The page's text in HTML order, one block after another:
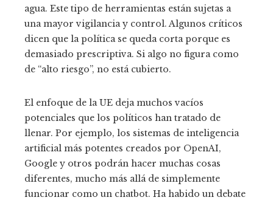
agua. Este tipo de herramientas están sujetas a
una mayor vigilancia y control. Algunos críticos
dicen que la política se queda corta porque es
demasiado prescriptiva. Si algo no figura como
de “alto riesgo”, no está cubierto.
El enfoque de la UE deja muchos vacíos
potenciales que los políticos han tratado de
llenar. Por ejemplo, los sistemas de inteligencia
artificial más potentes creados por OpenAI,
Google y otros podrán hacer muchas cosas
diferentes, mucho más allá de simplemente
funcionar como un chatbot. Ha habido un debate